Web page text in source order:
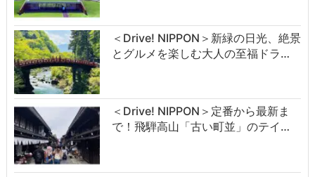
＜Drive! NIPPON＞新緑の日光、絶景
とグルメを楽しむ大人の至福ドラ…
＜Drive! NIPPON＞定番から最新ま
で！飛騨高山「古い町並」のテイ…